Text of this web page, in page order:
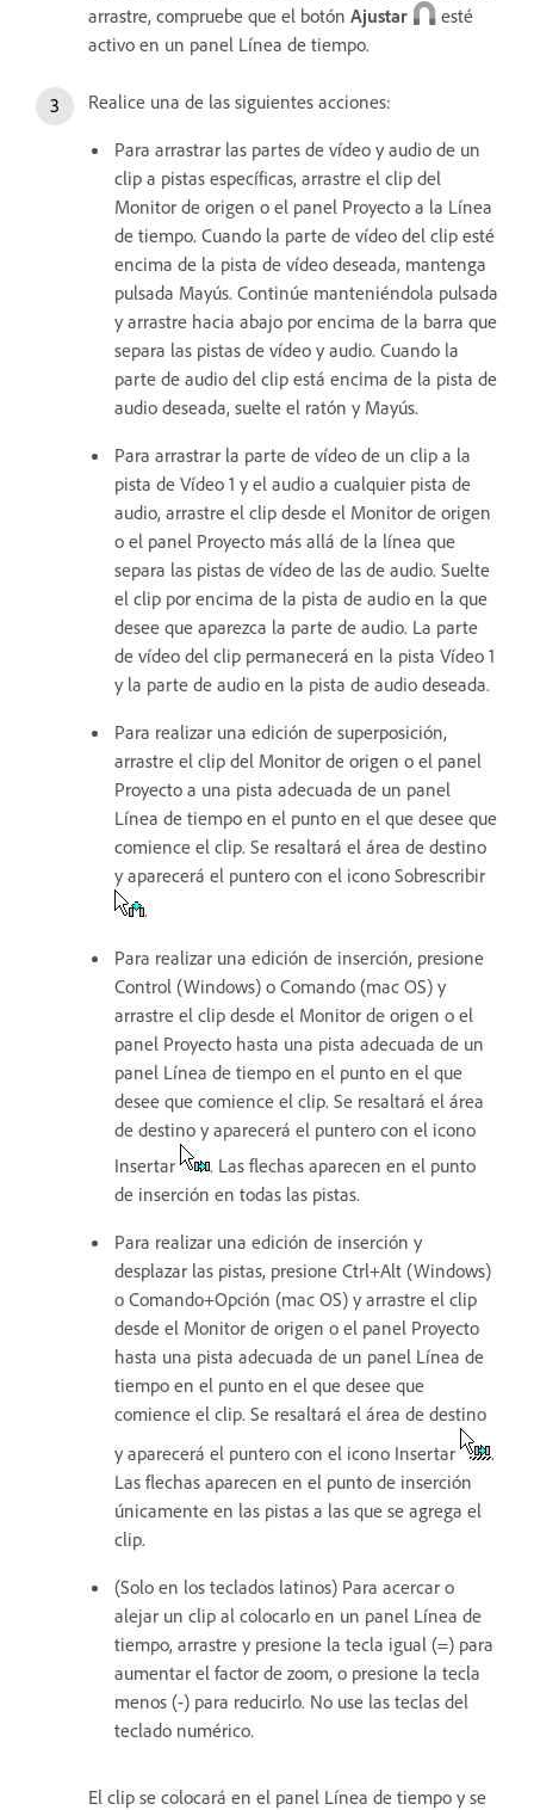
arrastre, compruebe que el botón Ajustar
esté
activo en un panel Línea de tiempo.
Realice una de las siguientes acciones:
Para arrastrar las partes de vídeo y audio de un
clip a pistas específicas, arrastre el clip del
Monitor de origen o el panel Proyecto a la Línea
de tiempo. Cuando la parte de vídeo del clip esté
encima de la pista de vídeo deseada, mantenga
pulsada Mayús. Continúe manteniéndola pulsada
y arrastre hacia abajo por encima de la barra que
separa las pistas de vídeo y audio. Cuando la
parte de audio del clip está encima de la pista de
audio deseada, suelte el ratón y Mayús.
Para arrastrar la parte de vídeo de un clip a la
pista de Vídeo 1 y el audio a cualquier pista de
audio, arrastre el clip desde el Monitor de origen
o el panel Proyecto más allá de la línea que
separa las pistas de vídeo de las de audio. Suelte
el clip por encima de la pista de audio en la que
desee que aparezca la parte de audio. La parte
de vídeo del clip permanecerá en la pista Vídeo 1
y la parte de audio en la pista de audio deseada.
Para realizar una edición de superposición,
arrastre el clip del Monitor de origen o el panel
Proyecto a una pista adecuada de un panel
Línea de tiempo en el punto en el que desee que
comience el clip. Se resaltará el área de destino
y aparecerá el puntero con el icono Sobrescribir
.
Para realizar una edición de inserción, presione
Control (Windows) o Comando (mac OS) y
arrastre el clip desde el Monitor de origen o el
panel Proyecto hasta una pista adecuada de un
panel Línea de tiempo en el punto en el que
desee que comience el clip. Se resaltará el área
de destino y aparecerá el puntero con el icono
Insertar
. Las flechas aparecen en el punto
de inserción en todas las pistas.
Para realizar una edición de inserción y
desplazar las pistas, presione Ctrl+Alt (Windows)
o Comando+Opción (mac OS) y arrastre el clip
desde el Monitor de origen o el panel Proyecto
hasta una pista adecuada de un panel Línea de
tiempo en el punto en el que desee que
comience el clip. Se resaltará el área de destino
y aparecerá el puntero con el icono Insertar
.
Las flechas aparecen en el punto de inserción
únicamente en las pistas a las que se agrega el
clip.
(Solo en los teclados latinos) Para acercar o
alejar un clip al colocarlo en un panel Línea de
tiempo, arrastre y presione la tecla igual (=) para
aumentar el factor de zoom, o presione la tecla
menos (-) para reducirlo. No use las teclas del
teclado numérico.
El clip se colocará en el panel Línea de tiempo y se